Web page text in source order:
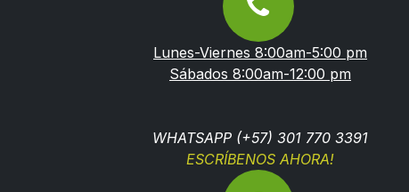
Lunes-Viernes 8:00am-5:00 pm
Sábados 8:00am-12:00 pm
WHATSAPP (+57) 301 770 3391
ESCRÍBENOS AHORA!